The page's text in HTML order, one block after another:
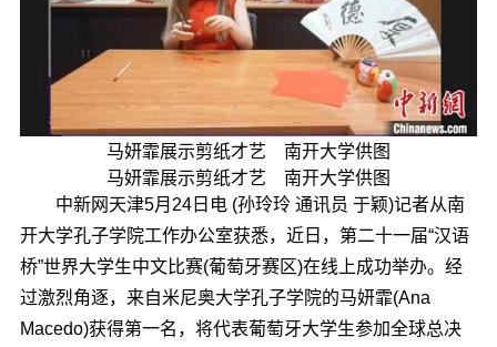
马妍霏展示剪纸才艺 南开大学供图
马妍霏展示剪纸才艺 南开大学供图
中新网天津5月24日电 (孙玲玲 通讯员 于颖)记者从南
开大学孔子学院工作办公室获悉，近日，第二十一届“汉语
桥”世界大学生中文比赛(葡萄牙赛区)在线上成功举办。经
过激烈角逐，来自米尼奥大学孔子学院的马妍霏(Ana
Macedo)获得第一名，将代表葡萄牙大学生参加全球总决